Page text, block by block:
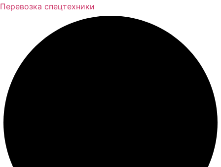
Перевозка спецтехники